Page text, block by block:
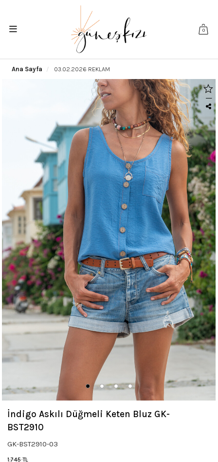
0
Ana Sayfa 03.02.2026 REKLAM
|
İndigo Askılı Düğmeli Keten Bluz GK-
BST2910
GK-BST2910-03
1.745TL